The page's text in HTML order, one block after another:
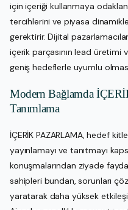
için içeriği kullanmaya
tercihlerini ve piyasa
gerektirir. Dijital
içerik parçasının lead üretimi
geniş hedeflerle uyumlu
Modern Bağlamda
Tanımlama
İÇERİK PAZARLAMA, hedef
yayınlamayı ve tanıtmayı
konuşmalarından ziyade
sahipleri bundan, sorunları
yaratarak daha yüksek